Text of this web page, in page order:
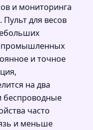
и мониторинга
для весов
промышленных
и точное
на два
беспроводные
часто
и меньше